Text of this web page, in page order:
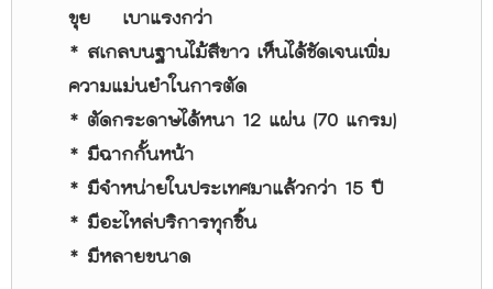
ขุย เบาแรงกว่า
* สเกลบนฐานไม้สีขาว เห็นได้ชัดเจนเพิ่ม
ความแม่นยำในการตัด
* ตัดกระดาษได้หนา 12 แผ่น (70 แกรม)
* มีฉากกั้นหน้า
* มีจำหน่ายในประเทศมาแล้วกว่า 15 ปี
* มีอะไหล่บริการทุกชิ้น
* มีหลายขนาด